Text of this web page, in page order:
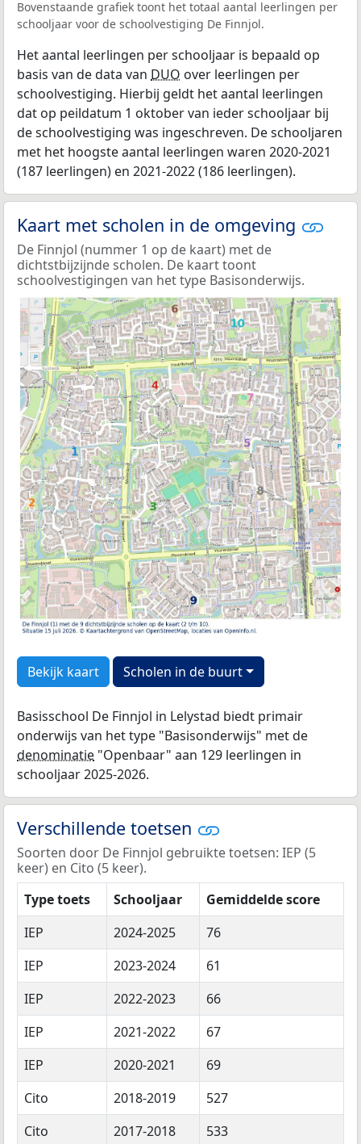
Bovenstaande grafiek toont het totaal aantal leerlingen per
schooljaar voor de schoolvestiging De Finnjol.
Het aantal leerlingen per schooljaar is bepaald op
basis van de data van DUO over leerlingen per
schoolvestiging. Hierbij geldt het aantal leerlingen
dat op peildatum 1 oktober van ieder schooljaar bij
de schoolvestiging was ingeschreven. De schooljaren
met het hoogste aantal leerlingen waren 2020-2021
(187 leerlingen) en 2021-2022 (186 leerlingen).
Kaart met scholen in de omgeving
De Finnjol (nummer 1 op de kaart) met de
dichtstbijzijnde scholen. De kaart toont
schoolvestigingen van het type Basisonderwijs.
Bekijk kaart Scholen in de buurt
Basisschool De Finnjol in Lelystad biedt primair
onderwijs van het type "Basisonderwijs" met de
denominatie "Openbaar" aan 129 leerlingen in
schooljaar 2025-2026.
Verschillende toetsen
Soorten door De Finnjol gebruikte toetsen: IEP (5
keer) en Cito (5 keer).
Type toets
Schooljaar
Gemiddelde score
IEP
2024-2025
76
IEP
2023-2024
61
IEP
2022-2023
66
IEP
2021-2022
67
IEP
2020-2021
69
Cito
2018-2019
527
Cito
2017-2018
533